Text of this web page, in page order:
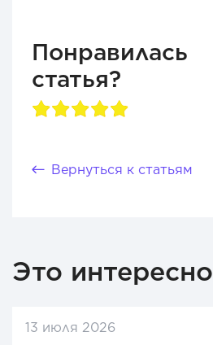
Понравилась
статья?
Вернуться к статьям
Это интересно
13 июля 2026